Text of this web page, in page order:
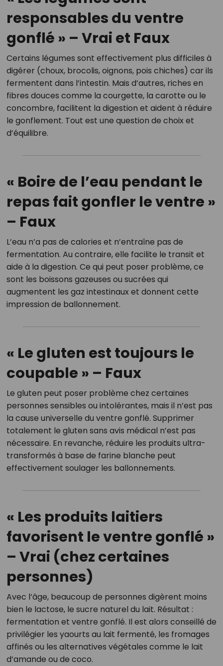
responsables du ventre
gonflé » – Vrai et Faux
Certains légumes sont effectivement plus difficiles à
digérer (choux, brocolis, oignons, pois chiches) car ils
fermentent dans l’intestin. Mais d’autres, riches en
fibres douces comme la courgette, la carotte ou le
concombre, facilitent la digestion et aident à réduire
le gonflement. Tout est une question de choix et
d’équilibre.
« Boire de l’eau pendant le
repas fait gonfler le ventre »
– Faux
L’eau n’a pas de calories et n’entraîne pas de
fermentation. Au contraire, elle facilite le transit et
aide à la digestion. Ce qui peut poser problème, ce
sont les boissons gazeuses ou sucrées qui
augmentent les gaz intestinaux et donnent cette
impression de ballonnement.
« Le gluten est toujours le
coupable » – Faux
Le gluten peut poser problème chez certaines
personnes sensibles ou intolérantes, mais il n’est pas
la cause universelle du ventre gonflé. Supprimer
totalement le gluten sans avis médical n’est pas
nécessaire. En revanche, réduire les produits ultra-
transformés à base de farine blanche peut
effectivement soulager les ballonnements.
« Les produits laitiers
favorisent le ventre gonflé »
– Vrai (chez certaines
personnes)
Avec l’âge, beaucoup de personnes digèrent moins
bien le lactose, le sucre naturel du lait. Résultat :
fermentation et ventre gonflé. Il est alors conseillé de
privilégier les yaourts au lait fermenté, les fromages
affinés ou les alternatives végétales comme le lait
d’amande ou de coco.